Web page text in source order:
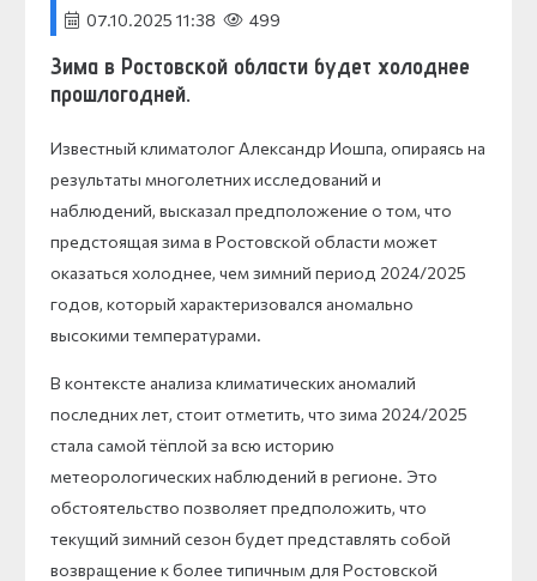
07.10.2025 11:38
499
Зима в Ростовской области будет холоднее
прошлогодней.
Известный климатолог Александр Иошпа, опираясь на
результаты многолетних исследований и
наблюдений, высказал предположение о том, что
предстоящая зима в Ростовской области может
оказаться холоднее, чем зимний период 2024/2025
годов, который характеризовался аномально
высокими температурами.
В контексте анализа климатических аномалий
последних лет, стоит отметить, что зима 2024/2025
стала самой тёплой за всю историю
метеорологических наблюдений в регионе. Это
обстоятельство позволяет предположить, что
текущий зимний сезон будет представлять собой
возвращение к более типичным для Ростовской